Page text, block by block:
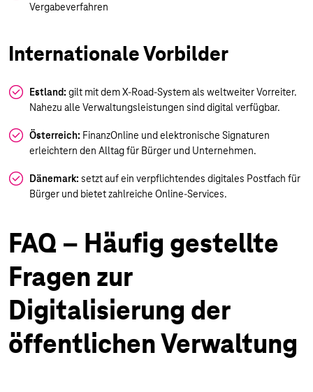
Vergabeverfahren
Internationale Vorbilder
Estland: gilt mit dem X-Road-System als weltweiter Vorreiter.
Nahezu alle Verwaltungsleistungen sind digital verfügbar.
Österreich: FinanzOnline und elektronische Signaturen
erleichtern den Alltag für Bürger und Unternehmen.
Dänemark: setzt auf ein verpflichtendes digitales Postfach für
Bürger und bietet zahlreiche Online-Services.
FAQ – Häufig gestellte
Fragen zur
Digitalisierung der
öffentlichen Verwaltung